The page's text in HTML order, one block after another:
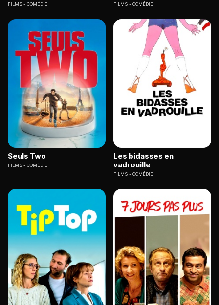
FILMS COMÉDIE FILMS COMÉDIE
Seuls Two
FILMS COMÉDIE
Les bidasses en
vadrouille
FILMS COMÉDIE